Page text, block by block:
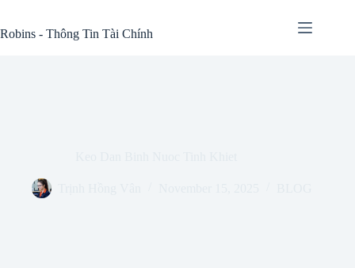
content
Robins - Thông Tin Tài Chính